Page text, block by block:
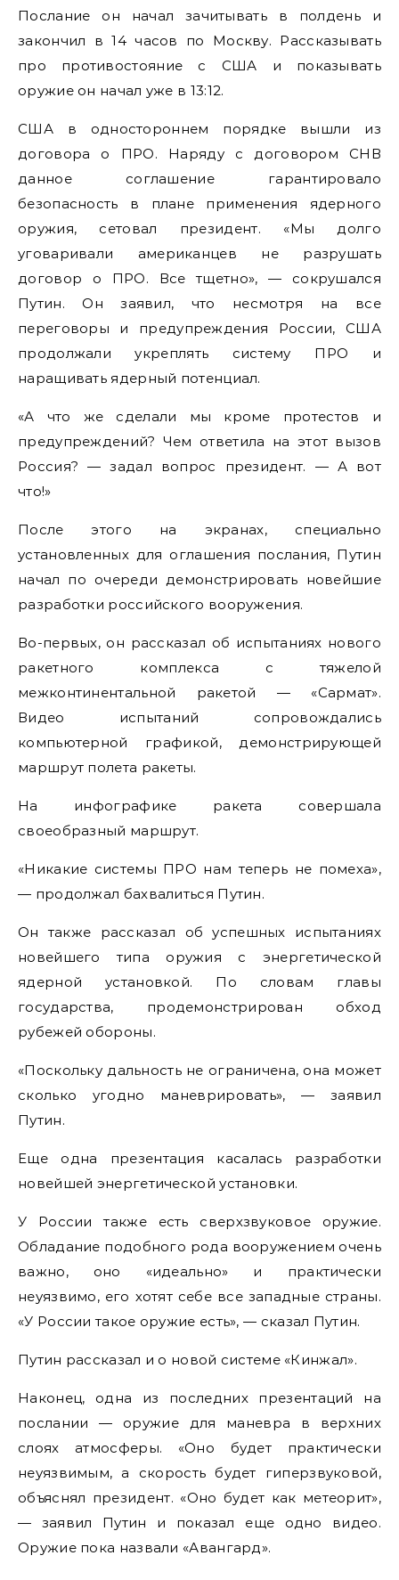
Послание он начал зачитывать в полдень и
закончил в 14 часов по Москву. Рассказывать
про противостояние с США и показывать
оружие он начал уже в 13:12.
США в одностороннем порядке вышли из
договора о ПРО. Наряду с договором СНВ
данное соглашение гарантировало
безопасность в плане применения ядерного
оружия, сетовал президент. «Мы долго
уговаривали американцев не разрушать
договор о ПРО. Все тщетно», — сокрушался
Путин. Он заявил, что несмотря на все
переговоры и предупреждения России, США
продолжали укреплять систему ПРО и
наращивать ядерный потенциал.
«А что же сделали мы кроме протестов и
предупреждений? Чем ответила на этот вызов
Россия? — задал вопрос президент. — А вот
что!»
После этого на экранах, специально
установленных для оглашения послания, Путин
начал по очереди демонстрировать новейшие
разработки российского вооружения.
Во-первых, он рассказал об испытаниях нового
ракетного комплекса с тяжелой
межконтинентальной ракетой — «Сармат».
Видео испытаний сопровождались
компьютерной графикой, демонстрирующей
маршрут полета ракеты.
На инфографике ракета совершала
своеобразный маршрут.
«Никакие системы ПРО нам теперь не помеха»,
— продолжал бахвалиться Путин.
Он также рассказал об успешных испытаниях
новейшего типа оружия с энергетической
ядерной установкой. По словам главы
государства, продемонстрирован обход
рубежей обороны.
«Поскольку дальность не ограничена, она может
сколько угодно маневрировать», — заявил
Путин.
Еще одна презентация касалась разработки
новейшей энергетической установки.
У России также есть сверхзвуковое оружие.
Обладание подобного рода вооружением очень
важно, оно «идеально» и практически
неуязвимо, его хотят себе все западные страны.
«У России такое оружие есть», — сказал Путин.
Путин рассказал и о новой системе «Кинжал».
Наконец, одна из последних презентаций на
послании — оружие для маневра в верхних
слоях атмосферы. «Оно будет практически
неуязвимым, а скорость будет гиперзвуковой,
объяснял президент. «Оно будет как метеорит»,
— заявил Путин и показал еще одно видео.
Оружие пока назвали «Авангард».